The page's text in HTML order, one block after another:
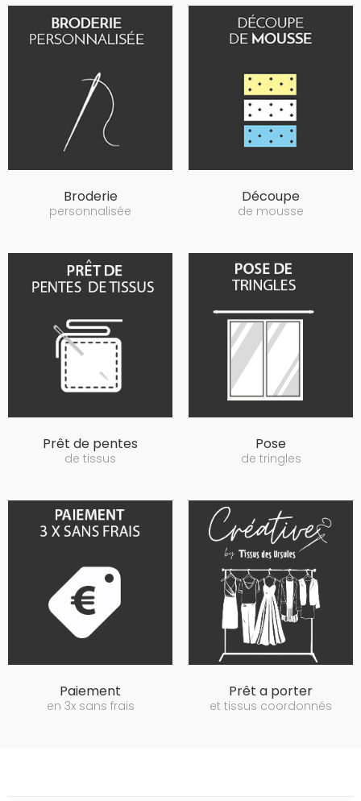
Broderie
personnalisée
Découpe
de mousse
Prêt de pentes
de tissus
Pose
de tringles
Paiement
en 3x sans frais
Prêt a porter
et tissus coordonnés